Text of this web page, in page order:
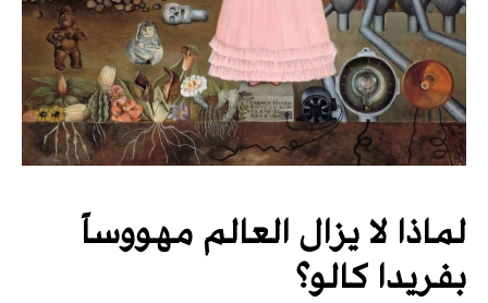
لماذا لا يزال العالم مهووساً
بفريدا كالو؟